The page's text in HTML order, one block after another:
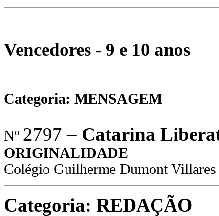
Vencedores - 9 e 10 anos
Categoria: MENSAGEM
Nº 2797 – Catarina
ORIGINALIDADE
Colégio Guilherme Dumont Villares
Categoria: REDAÇÃO